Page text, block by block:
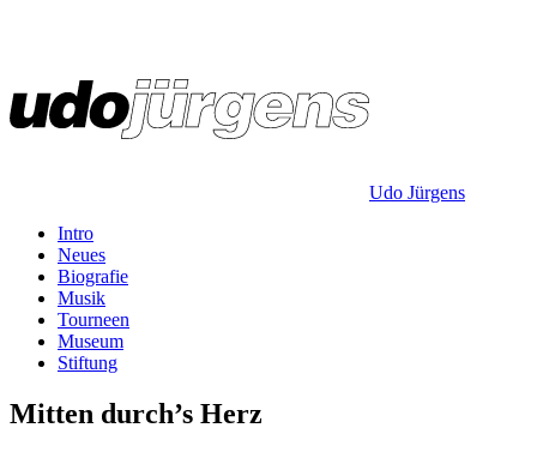
Udo Jürgens
Intro
Neues
Biografie
Musik
Tourneen
Museum
Stiftung
Mitten durch’s Herz